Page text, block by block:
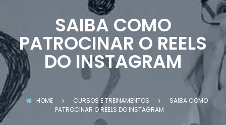
SAIBA COMO
PATROCINAR O REELS
DO INSTAGRAM
HOME CURSOS E TREINAMENTOS
SAIBA COMO
PATROCINAR O REELS DO INSTAGRAM